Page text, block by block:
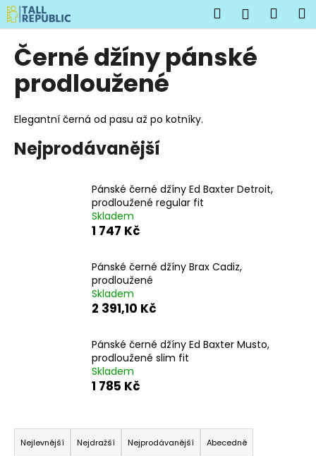
Přejít
na
obsah
Hledat
Černé džíny pánské
prodloužené
Elegantní černá od pasu až po kotníky.
Nejprodávanější
Pánské černé džíny Ed Baxter Detroit,
prodloužené regular fit
Skladem
1 747 Kč
Pánské černé džíny Brax Cadiz,
prodloužené
Skladem
2 391,10 Kč
Pánské černé džíny Ed Baxter Musto,
prodloužené slim fit
Skladem
1 785 Kč
Ř
a
Nejlevnější Nejdražší Nejprodávanější Abecedně
K
o
C
o
p
t